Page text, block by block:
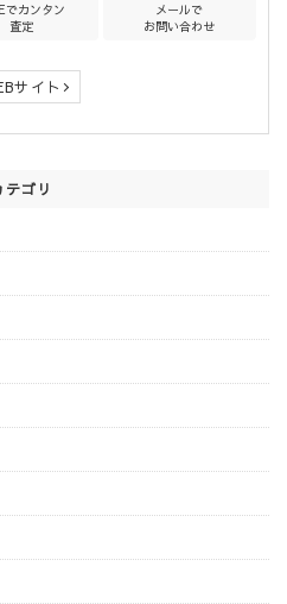
でカンタン
査定
メールで
お問い合わせ
サイト
テゴリ